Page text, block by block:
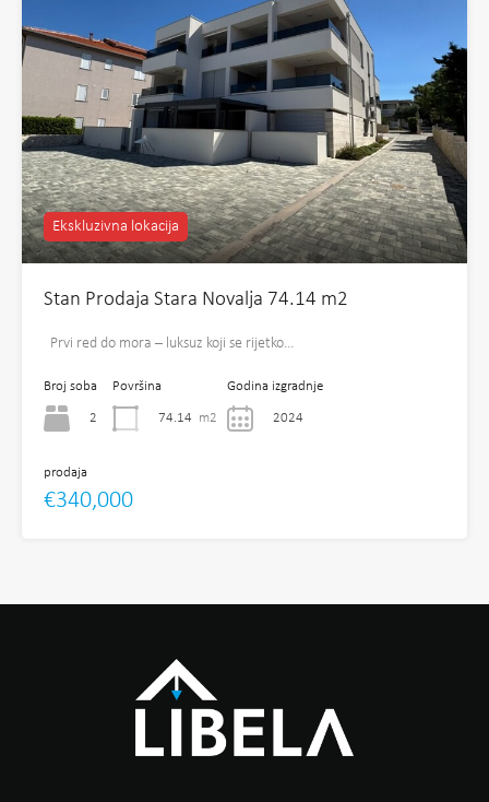
Ekskluzivna lokacija
Stan Prodaja Stara Novalja 74.14 m2
Prvi red do mora – luksuz koji se rijetko…
Broj soba
2
Površina
74.14 m2
Godina izgradnje
2024
prodaja
€340,000